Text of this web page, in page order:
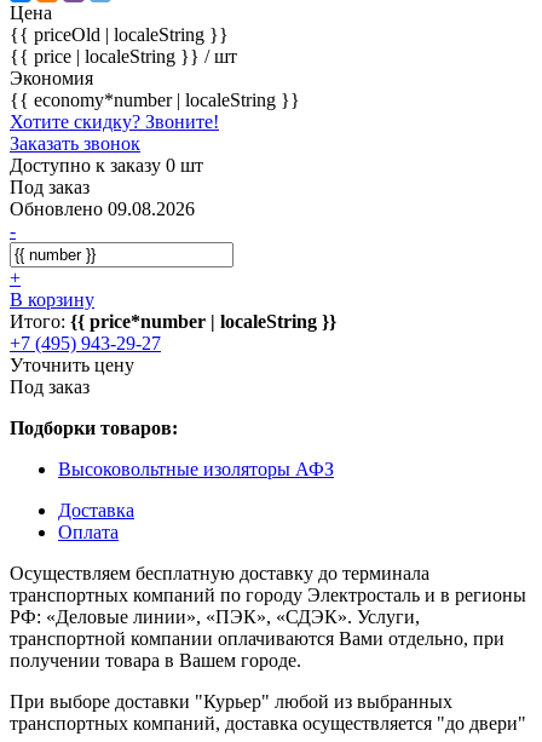
Цена
{{ priceOld | localeString }}
{{ price | localeString }} / шт
Экономия
{{ economy*number | localeString }}
Хотите скидку? Звоните!
Заказать звонок
Доступно к заказу 0 шт
Под заказ
Обновлено 09.08.2026
-
+
В корзину
Итого: {{ price*number | localeString }}
+7 (495) 943-29-27
Уточнить цену
Под заказ
Подборки товаров:
Высоковольтные изоляторы АФЗ
Доставка
Оплата
Осуществляем бесплатную доставку до терминала
транспортных компаний по городу Электросталь и в регионы
РФ: «Деловые линии», «ПЭК», «СДЭК». Услуги,
транспортной компании оплачиваются Вами отдельно, при
получении товара в Вашем городе.
При выборе доставки "Курьер" любой из выбранных
транспортных компаний, доставка осуществляется "до двери"